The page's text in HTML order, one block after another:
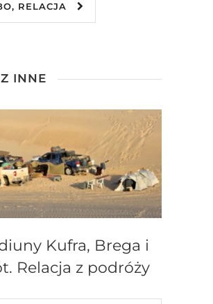
RELACJA
INNE
Kufra, Brega i
Relacja z podróży